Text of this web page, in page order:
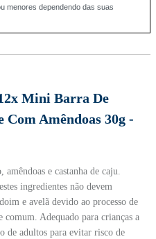
menores dependendo das suas
Mini Barra De
Amêndoas 30g -
e castanha de caju.
ingredientes não devem
e avelã devido ao processo de
Adequado para crianças a
de adultos para evitar risco de